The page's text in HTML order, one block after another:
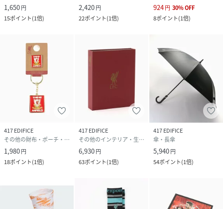
1,650円
15ポイント(1倍)
2,420円
22ポイント(1倍)
924円 30%OFF
8ポイント(1倍)
417 EDIFICE
その他の財布・ポーチ・ケース
1,980円
18ポイント(1倍)
417 EDIFICE
その他のインテリア・生活雑貨
6,930円
63ポイント(1倍)
417 EDIFICE
傘・長傘
5,940円
54ポイント(1倍)